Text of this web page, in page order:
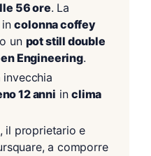
56 ore. La
incolonna coffey
un pot still double
Engineering.
invecchia
12 anni inclima
, il proprietario e
a comporre